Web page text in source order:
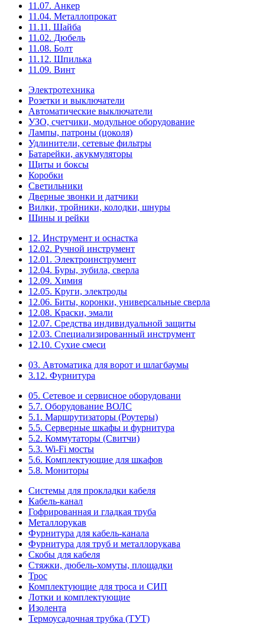
11.07. Анкер
11.04. Металлопрокат
11.11. Шайба
11.02. Дюбель
11.08. Болт
11.12. Шпилька
11.09. Винт
Электротехника
Розетки и выключатели
Автоматические выключатели
УЗО, счетчики, модульное оборудование
Лампы, патроны (цоколя)
Удлинители, сетевые фильтры
Батарейки, акукмуляторы
Щиты и боксы
Коробки
Светильники
Дверные звонки и датчики
Вилки, тройники, колодки, шнуры
Шины и рейки
12. Инструмент и оснастка
12.02. Ручной инструмент
12.01. Электроинструмент
12.04. Буры, зубила, сверла
12.09. Химия
12.05. Круги, электроды
12.06. Биты, коронки, универсальные сверла
12.08. Краски, эмали
12.07. Средства индивидуальной защиты
12.03. Специализированный инструмент
12.10. Сухие смеси
03. Автоматика для ворот и шлагбаумы
3.12. Фурнитура
05. Сетевое и сервисное оборудовани
5.7. Оборудование ВОЛС
5.1. Маршрутизаторы (Роутеры)
5.5. Серверные шкафы и фурнитура
5.2. Коммутаторы (Свитчи)
5.3. Wi-Fi мосты
5.6. Комплектующие для шкафов
5.8. Мониторы
Системы для прокладки кабеля
Кабель-канал
Гофрированная и гладкая труба
Металлорукав
Фурнитура для кабель-канала
Фурнитура для труб и металлорукава
Скобы для кабеля
Стяжки, дюбель-хомуты, площадки
Трос
Комплектующие для троса и СИП
Лотки и комплектующие
Изолента
Термоусадочная трубка (ТУТ)